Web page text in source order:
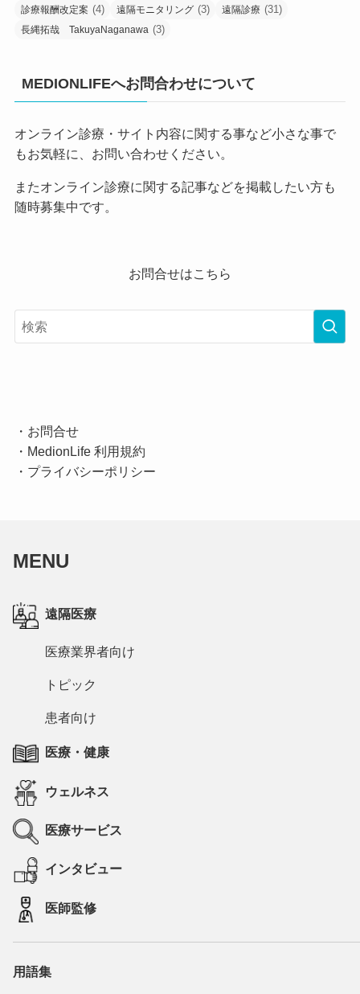
診療報酬改定案 (4) 遠隔モニタリング (3) 遠隔診療 (31)
長縄拓哉 TakuyaNaganawa (3)
MEDIONLIFEへお問合わせについて
オンライン診療・サイト内容に関する事など小さな事で
もお気軽に、お問い合わせください。
またオンライン診療に関する記事などを掲載したい方も
随時募集中です。
お問合せはこちら
・ お問合せ
・ MedionLife 利用規約
・ プライバシーポリシー
MENU
遠隔医療
医療業界者向け
トピック
患者向け
医療・健康
ウェルネス
医療サービス
インタビュー
医師監修
用語集